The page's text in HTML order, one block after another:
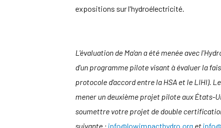
expositions sur l'hydroélectricité.
L'évaluation de Ma'an a été menée avec
d'un programme pilote visant à évaluer la
protocole d'accord entre la HSA et le LIHI).
mener un deuxième projet pilote aux États-
soumettre votre projet de double
suivante : info@lowimpacthydro.org et